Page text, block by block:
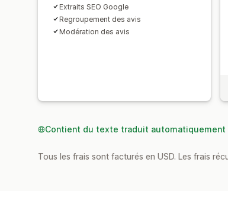
Extraits SEO Google
Regroupement des avis
Modération des avis
Contient du texte traduit automatiquement
Tous les frais sont facturés en USD. Les frais